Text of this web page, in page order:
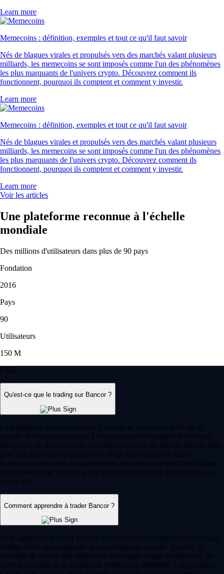
Learn more
Memecoins : définition, exemples et tout ce qu'il faut savoir
Nés de blagues virales et propulsés vers des marchés valant plusieurs
milliards, les memecoins se sont imposés comme l'un des phénomènes
les plus marquants de l'univers crypto. Découvrez comment ils
fonctionnent, pourquoi ils comptent et comment y investir.
Learn more
Memecoins : définition, exemples et tout ce qu'il faut savoir
Nés de blagues virales et propulsés vers des marchés valant plusieurs
milliards, les memecoins se sont imposés comme l'un des phénomènes
les plus marquants de l'univers crypto. Découvrez comment ils
fonctionnent, pourquoi ils comptent et comment y investir.
Learn more
Voir les articles
Une plateforme reconnue à l'échelle
mondiale
Des millions d'utilisateurs dans plus de 90 pays
Fondation
2016
Pays
90
Utilisateurs
150 M
FAQ
Qu'est-ce que le trading sur Bancor ?
Le trading sur Bancor consiste à acheter et vendre cet actif sur le
marché des cryptomonnaies. Les participants échangent des devises
fiduciaires ou d'autres actifs numériques contre du Bancor afin de tirer
parti des mouvements du marché. Pour une expérience fluide,
beaucoup choisissent des plateformes reconnues comme l'application
Crypto.com pour accéder à une grande liquidité et à des données en
temps réel.
Comment apprendre à trader Bancor ?
Pour apprendre à trader Bancor, les débutants doivent commencer par
étudier l'actif et comprendre la dynamique du marché. Ensuite, il
convient de choisir une plateforme d'échange simple d'utilisation, de
créer un compte et de finaliser la vérification d'identité. L'application